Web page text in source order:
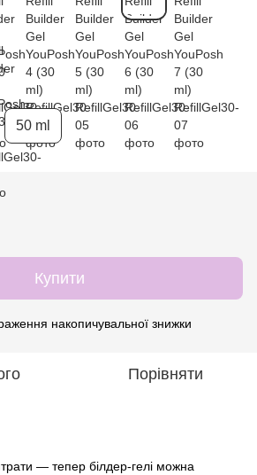
50 ml
Купити
накопичувальної знижки
Порівняти
— тепер білдер-гелі можна